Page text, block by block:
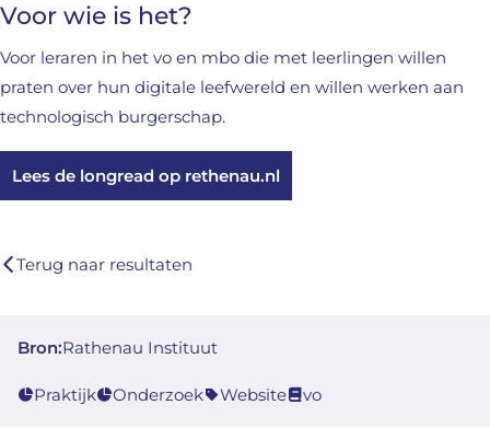
Voor wie is het?
Voor leraren in het vo en mbo die met leerlingen willen
praten over hun digitale leefwereld en willen werken aan
technologisch burgerschap.
Lees de longread op rethenau.nl
Terug naar resultaten
Bron:Rathenau Instituut
Praktijk Onderzoek Website vo